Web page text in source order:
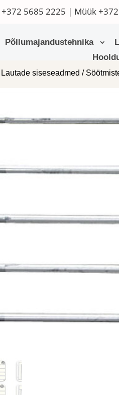
+372 5685 2225 | Müük
Põllumajandustehnika
Lautade siseseadmed /